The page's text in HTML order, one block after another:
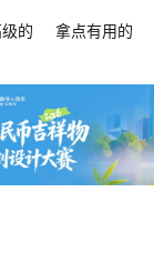
的 拿点有用的
~标里了